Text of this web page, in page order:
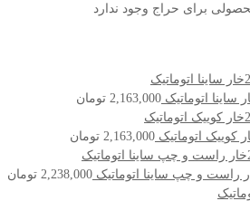
برای حراج وجود ندارد
2,163,000 تومان
2,163,000 تومان
2,238,000 تومان